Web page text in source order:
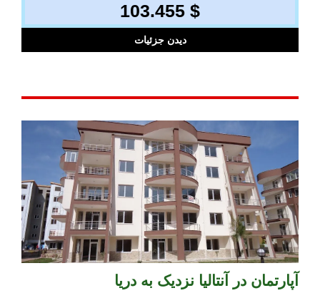
103.455 $
دیدن جزئیات
آپارتمان در آنتالیا نزدیک به دریا